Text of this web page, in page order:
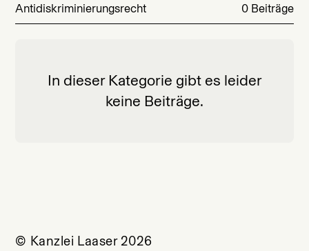
Antidiskriminierungsrecht 0 Beiträge
In dieser Kategorie gibt es leider
keine Beiträge.
© Kanzlei Laaser 2026